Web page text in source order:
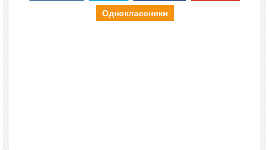
Одноклассники